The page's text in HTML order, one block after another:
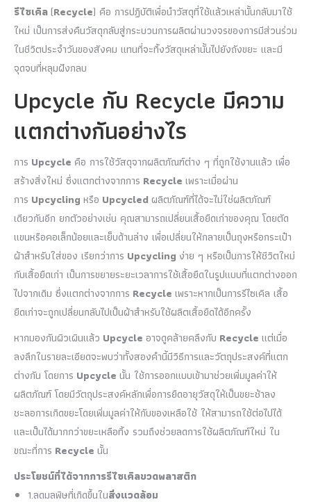
รีไซเคิล(Recycle) คือ การปฏิบัติเพื่อนำวัสดุที่ใช้แล้วเหล่านั้นกลับมาใช้
ใหม่ เป็นการส่งคืนวัสดุกลับสู่กระบวนการผลิตผ่านวงจรของการมีส่วนร่วม
ในชีวิตประจำวันของสังคม แทนที่จะทิ้งวัสดุเหล่านั้นไปยังถังขยะ และมี
จุดจบที่หลุมฝังกลบ
Upcycle กับ Recycle มีความ
แตกต่างกันอย่างไร
การ Upcycle คือ การใช้วัสดุจากผลิตภัณฑ์ต่าง ๆ ที่ถูกใช้งานแล้ว เพื่อ
สร้างสิ่งใหม่ ซึ่งแตกต่างจากการ Recycle เพราะเมื่อผ่าน
การ Upcycling หรือ Upcycled ผลิตภัณฑ์ที่ได้จะไม่ใช่ผลิตภัณฑ์
เดียวกันอีก ยกตัวอย่างเช่น คุณสามารถเปลี่ยนเสื้อยืดเก่าของคุณ โดยตัด
แขนหรือคอเล็กน้อยและเย็บด้านล่าง เพื่อเปลี่ยนให้กลายเป็นถุงหรือกระเป๋า
ผ้าสำหรับใส่ของ เรียกว่าการ Upcycling ง่าย ๆ หรือเป็นการให้ชีวิตใหม่
กับเสื้อยืดเก่า เป็นการขยายระยะเวลาการใช้เสื้อยืดในรูปแบบที่แตกต่างออก
ไปจากเดิม ซึ่งแตกต่างจากการ Recycle เพราะหากเป็นการรีไซเคิล เสื้อ
ยืดเก่าจะถูกเปลี่ยนกลับไปเป็นผ้าสำหรับใช้ผลิตเสื้อยืดได้อีกครั้ง
หากมองกันผิวเผินแล้ว Upcycle อาจดูคล้ายคลึงกับ Recycle แต่เมื่อ
ลงลึกในรายละเอียดจะพบว่าทั้งสองคำนี้มีวิธีการและวัตถุประสงค์ที่แตก
ต่างกัน โดยการ Upcycle นั้น ใช้การออกแบบเข้ามาช่วยเพิ่มมูลค่าให้
ผลิตภัณฑ์ โดยมีวัตถุประสงค์หลักเพื่อการยืดอายุวัสดุให้เป็นขยะช้าลง
ชะลอการเกิดขยะโดยเพิ่มมูลค่าให้กับของเหลือใช้ ให้สามารถใช้ต่อไปได้
และเป็นได้มากกว่าขยะเหลือทิ้ง รวมถึงช่วยลดการใช้ผลิตภัณฑ์ใหม่ ใน
ขณะที่การ Recycle นั้น
ประโยชน์ที่ได้จากการรีไซเคิลขวดพลาสติก
1.ลดมลพิษที่เกิดขึ้นในสิ่งแวดล้อม